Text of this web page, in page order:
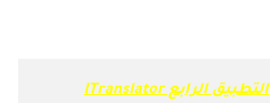
التطبيق الرابع ITranslator